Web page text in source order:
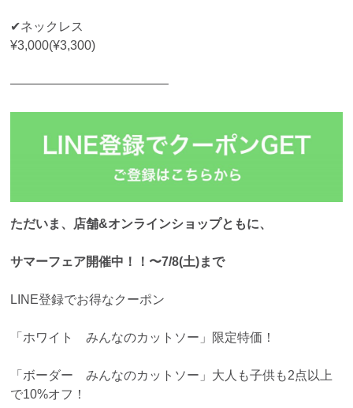
✔︎ネックレス
¥3,000(¥3,300)
————————————–
ただいま、店舗&オンラインショップともに、
サマーフェア開催中！！〜7/8(土)まで
LINE登録でお得なクーポン
「ホワイト みんなのカットソー」限定特価！
「ボーダー みんなのカットソー」大人も子供も2点以上
で10%オフ！